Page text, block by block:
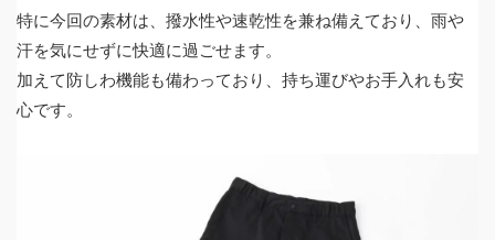
特に今回の素材は、撥水性や速乾性を兼ね備えており、雨や
汗を気にせずに快適に過ごせます。
加えて防しわ機能も備わっており、持ち運びやお手入れも安
心です。